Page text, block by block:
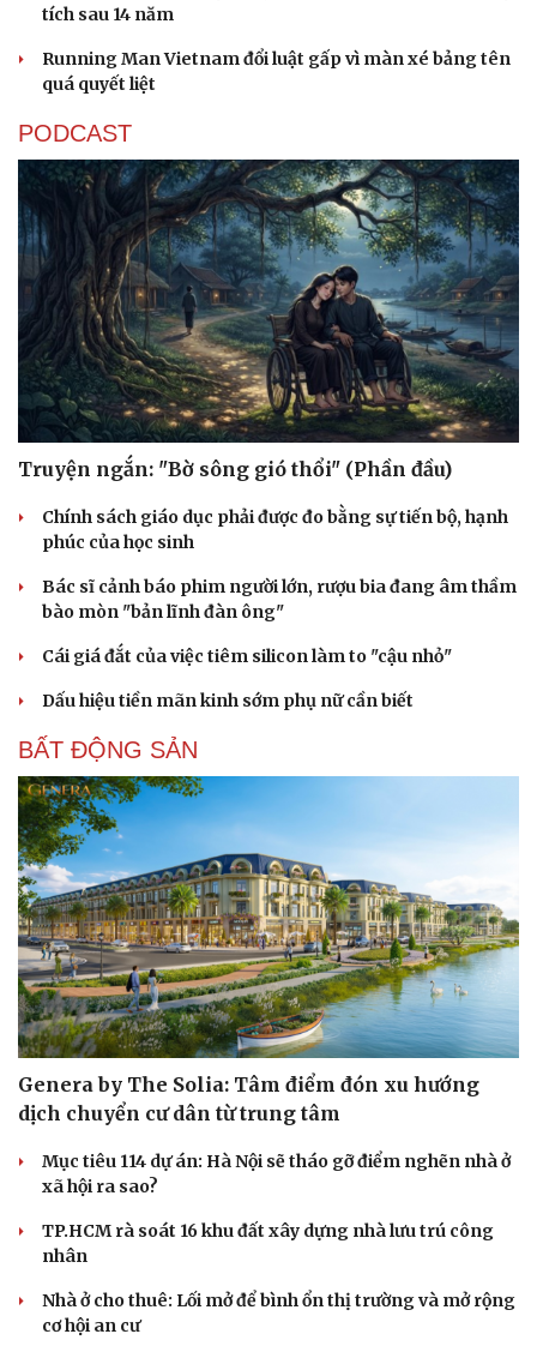
tích sau 14 năm
Running Man Vietnam đổi luật gấp vì màn xé bảng tên
quá quyết liệt
PODCAST
Truyện ngắn: "Bờ sông gió thổi" (Phần đầu)
Chính sách giáo dục phải được đo bằng sự tiến bộ, hạnh
phúc của học sinh
Bác sĩ cảnh báo phim người lớn, rượu bia đang âm thầm
bào mòn "bản lĩnh đàn ông"
Cái giá đắt của việc tiêm silicon làm to "cậu nhỏ"
Dấu hiệu tiền mãn kinh sớm phụ nữ cần biết
BẤT ĐỘNG SẢN
Genera by The Solia: Tâm điểm đón xu hướng
dịch chuyển cư dân từ trung tâm
Mục tiêu 114 dự án: Hà Nội sẽ tháo gỡ điểm nghẽn nhà ở
xã hội ra sao?
TP.HCM rà soát 16 khu đất xây dựng nhà lưu trú công
nhân
Nhà ở cho thuê: Lối mở để bình ổn thị trường và mở rộng
cơ hội an cư